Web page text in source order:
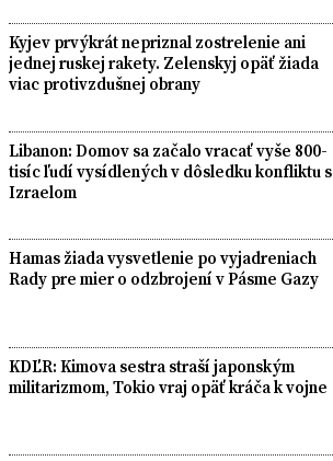
Kyjev prvýkrát nepriznal zostrelenie ani
jednej ruskej rakety. Zelenskyj opäť žiada
viac protivzdušnej obrany
Libanon: Domov sa začalo vracať vyše 800-
tisíc ľudí vysídlených v dôsledku konfliktu s
Izraelom
Hamas žiada vysvetlenie po vyjadreniach
Rady pre mier o odzbrojení v Pásme Gazy
KDĽR: Kimova sestra straší japonským
militarizmom, Tokio vraj opäť kráča k vojne